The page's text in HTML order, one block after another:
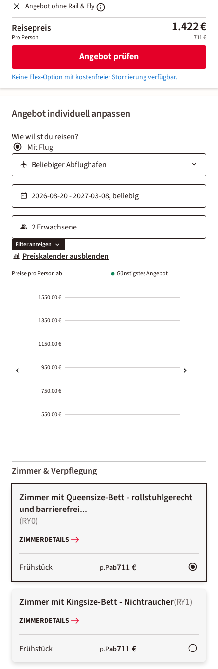
Angebot individuell anpassen
Wie willst du reisen?
Mit Flug
Filter anzeigen
Preiskalender ausblenden
Preise pro Person ab Günstigstes Angebot
1550.00 €
1350.00 €
1150.00 €
950.00 €
750.00 €
550.00 €
01-02
Zimmer & Verpflegung
Zimmer mit Queensize-Bett - rollstuhlgerecht
und barrierefrei...
(RY0)
ZIMMERDETAILS
Frühstück p.P.ab711 €
Zimmer mit Kingsize-Bett - Nichtraucher(RY1)
ZIMMERDETAILS
Frühstück p.P.ab711 €
Angebot ohne Rail & Fly
Reisepreis 1.422 €
Pro Person 711 €
Angebot prüfen
Keine Flex-Option mit kostenfreier Stornierung verfügbar.